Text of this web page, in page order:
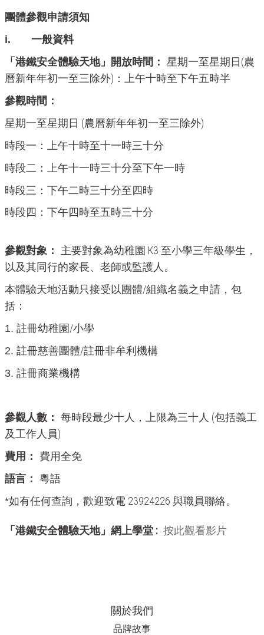
團體參觀申請須知
i.
一般資料
「港鐵安全體驗天地」開放時間： 星期一至星期日 (農
曆新年年初一至三除外) ：上午十時至下午五時半
參觀時間：
星期一至星期日 (農曆新年年初一至三除外)
時段一：上午十時至十一時三十分
時段二：上午十一時三十分至下午一時
時段三：下午二時三十分至四時
時段四：下午四時至五時三十分
參觀對象： 主要對象為幼稚園 K3 至小學三年級學生，
以及其同行的家長、老師或監護人。
本體驗天地活動只接受以團體/組織名義之申請，包
括：
1. 註冊幼稚園 /小學
2. 註冊慈善團體/註冊非牟利機構
3. 註冊商業機構
參觀人數： 每時段最少十人，上限為三十人 (包括義工
及工作人員)
費用：
費用全免
語言： 粵語
*如有任何查詢，歡迎致電 23924226 與職員聯絡。
「港鐵安全體驗天地」網上學堂 : 按此觀看影片
關於我們
品牌故事